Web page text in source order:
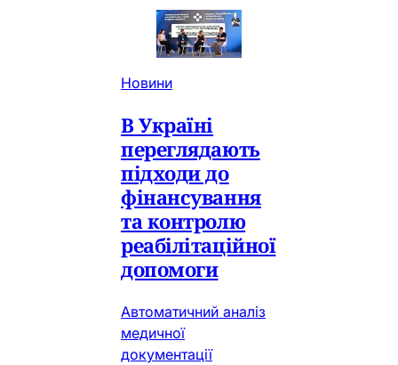
Новини
В Україні
переглядають
підходи до
фінансування
та контролю
реабілітаційної
допомоги
Автоматичний аналіз
медичної
документації